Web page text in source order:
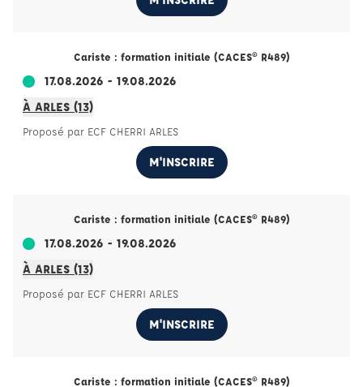
Cariste : formation initiale (CACES® R489)
17.08.2026 - 19.08.2026
À ARLES (13)
Proposé par ECF CHERRI ARLES
M'INSCRIRE
Cariste : formation initiale (CACES® R489)
17.08.2026 - 19.08.2026
À ARLES (13)
Proposé par ECF CHERRI ARLES
M'INSCRIRE
Cariste : formation initiale (CACES® R489)